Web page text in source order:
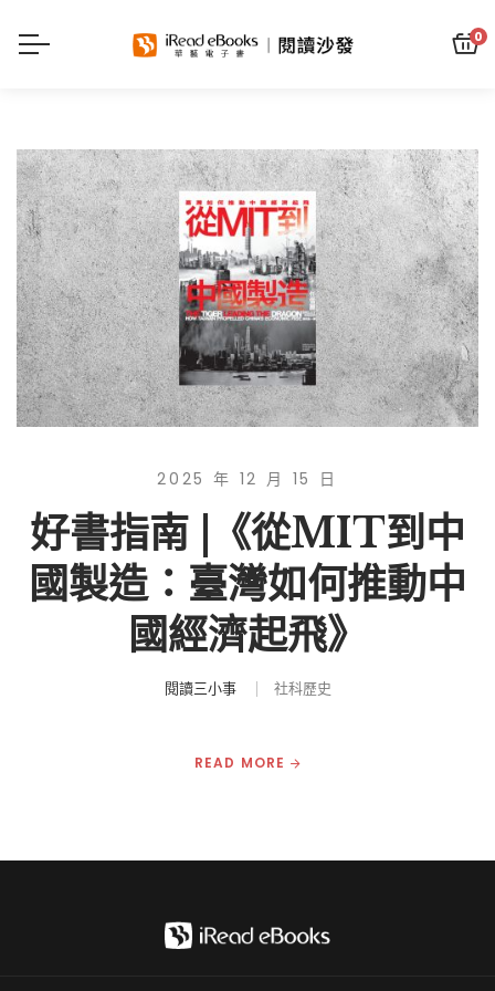
0
2025 年 12 月 15 日
好書指南 |《從MIT到中
國製造：臺灣如何推動中
國經濟起飛》
閱讀三小事 社科歷史
READ MORE